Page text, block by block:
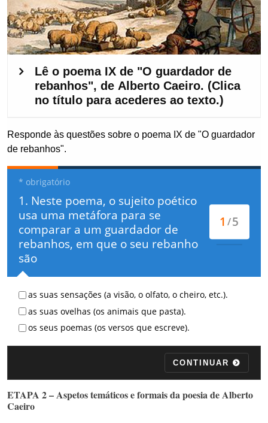
ETAPA 2 – Aspetos temáticos e formais da poesia de Alberto
Caeiro